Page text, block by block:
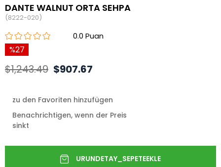
DANTE WALNUT ORTA SEHPA
(8222-020)
0.0
27
$1,243.49 $907.67
zu den Favoriten hinzufügen
Benachrichtigen, wenn der Preis
sinkt